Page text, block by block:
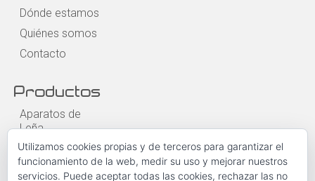
Dónde estamos
Quiénes somos
Contacto
Productos
Aparatos de
Leña
Aparatos de
Pellet
Utilizamos cookies propias y de terceros para garantizar el
funcionamiento de la web, medir su uso y mejorar nuestros
servicios. Puede aceptar todas las cookies, rechazar las no